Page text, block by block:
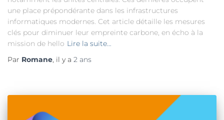
une place prépondérante dans les infrastructures
informatiques modernes. Cet article détaille les mesures
clés pour diminuer leur empreinte carbone, en écho à la
mission de hello Lire la suite…
Par Romane, il y a 2 ans